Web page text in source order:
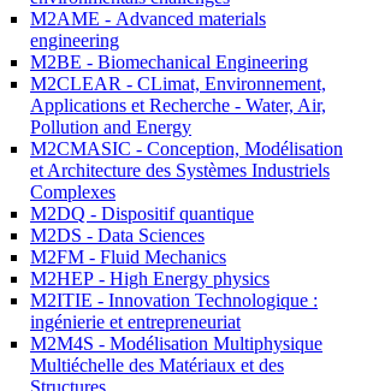
M2AME - Advanced materials
engineering
M2BE - Biomechanical Engineering
M2CLEAR - CLimat, Environnement,
Applications et Recherche - Water, Air,
Pollution and Energy
M2CMASIC - Conception, Modélisation
et Architecture des Systèmes Industriels
Complexes
M2DQ - Dispositif quantique
M2DS - Data Sciences
M2FM - Fluid Mechanics
M2HEP - High Energy physics
M2ITIE - Innovation Technologique :
ingénierie et entrepreneuriat
M2M4S - Modélisation Multiphysique
Multiéchelle des Matériaux et des
Structures